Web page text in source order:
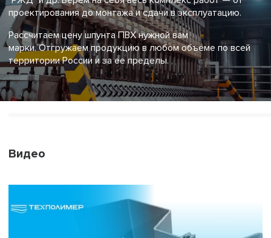
проектирования до монтажа и сдачи в эксплуатацию.
Рассчитаем цену шпунта ПВХ нужной вам
марки. Отгружаем продукцию в любом объеме по всей
территории России и за ее пределы.
Видео